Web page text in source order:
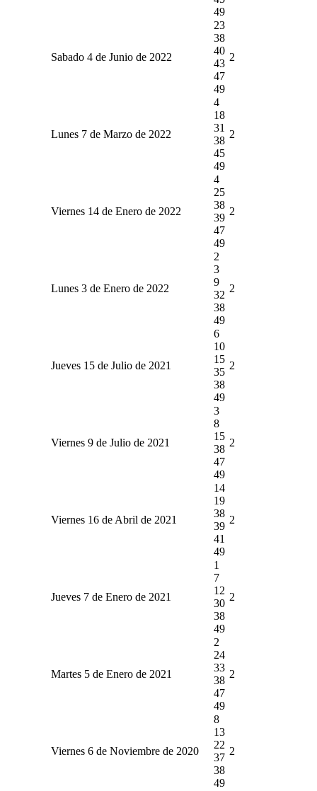
49
Sabado 4 de Junio de 2022
23
38
40
43
47
49
2
Lunes 7 de Marzo de 2022
4
18
31
38
45
49
2
Viernes 14 de Enero de 2022
4
25
38
39
47
49
2
Lunes 3 de Enero de 2022
2
3
9
32
38
49
2
Jueves 15 de Julio de 2021
6
10
15
35
38
49
2
Viernes 9 de Julio de 2021
3
8
15
38
47
49
2
Viernes 16 de Abril de 2021
14
19
38
39
41
49
2
Jueves 7 de Enero de 2021
1
7
12
30
38
49
2
Martes 5 de Enero de 2021
2
24
33
38
47
49
2
Viernes 6 de Noviembre de 2020
8
13
22
37
38
49
2